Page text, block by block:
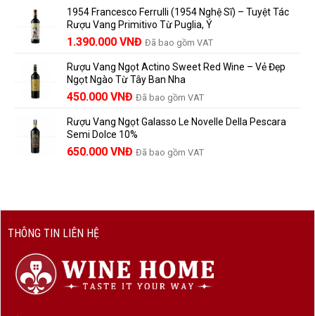
vang
nên
biết
Thành
là:
495.000 VNĐ.
tại
là:
450.000 VNĐ.
1954 Francesco Ferrulli (1954 Nghệ Sĩ) – Tuyệt Tác
Rượu Vang Primitivo Từ Puglia, Ý
Giá
là:
1.529.000 VNĐ.
1.390.000 VNĐ Giá
tại
là:
1.390.000 VNĐ.
Đã bao gồm VAT
Rượu Vang Ngọt Actino Sweet Red Wine – Vẻ Đẹp
Ngọt Ngào Từ Tây Ban Nha
450.000 VNĐ Đã bao gồm VAT
Rượu Vang Ngọt Galasso Le Novelle Della Pescara
Semi Dolce 10%
650.000 VNĐ Đã bao gồm VAT
THÔNG TIN LIÊN HỆ